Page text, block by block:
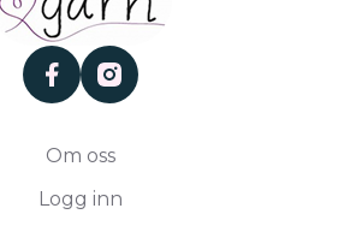
facebookinstagram
Om oss
Logg inn